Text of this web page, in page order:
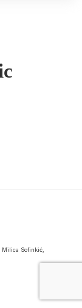
Sofinkić,